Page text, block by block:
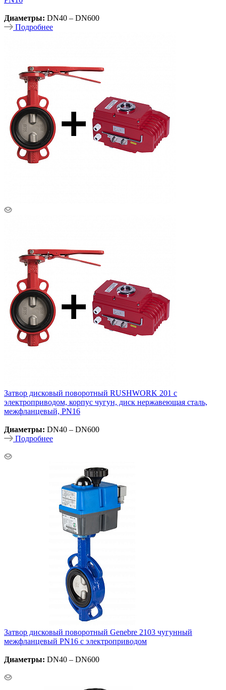
Диаметры: DN40 – DN600
Подробнее
Затвор дисковый поворотный RUSHWORK 201 с
электроприводом, корпус чугун, диск нержавеющая сталь,
межфланцевый, PN16
Диаметры: DN40 – DN600
Подробнее
Затвор дисковый поворотный Genebre 2103 чугунный
межфланцевый PN16 с электроприводом
Диаметры: DN40 – DN600